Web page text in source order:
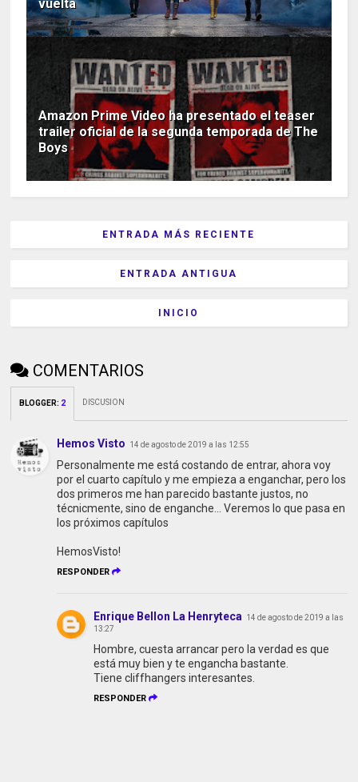
vuelta
Amazon Prime Video ha presentado el teaser
trailer oficial de la segunda temporada de The
Boys
ENTRADA MÁS RECIENTE
ENTRADA ANTIGUA
INICIO
COMENTARIOS
BLOGGER: 2 DISCUSION
Hemos Visto 14 de agosto de 2019 a las 12:55
Personalmente me está costando de entrar, ahora voy
por el cuarto capítulo y me empieza a enganchar, pero los
dos primeros me han parecido bastante justos, no
técnicmente, sino de enganche... Veremos lo que pasa en
los próximos capítulos
HemosVisto!
RESPONDER
Enrique Bellon La Henryteca 14 de agosto de 2019 a las
13:27
Hombre, cuesta arrancar pero la verdad es que
está muy bien y te engancha bastante.
Tiene cliffhangers interesantes.
RESPONDER